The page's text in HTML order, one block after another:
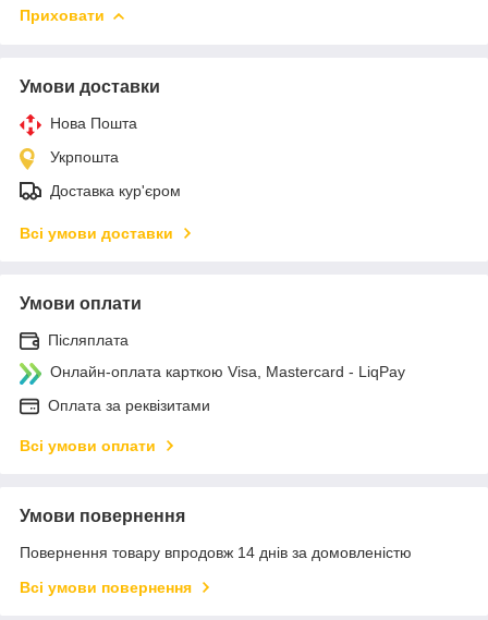
Приховати
Умови доставки
Нова Пошта
Укрпошта
Доставка кур'єром
Всі умови доставки
Умови оплати
Післяплата
Онлайн-оплата карткою Visa, Mastercard - LiqPay
Оплата за реквізитами
Всі умови оплати
Умови повернення
Повернення товару впродовж 14 днів за домовленістю
Всі умови повернення